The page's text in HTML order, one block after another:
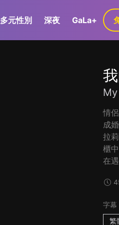
多元性別 深夜 GaLa+
情
成
拉
櫃
在
字幕
繁